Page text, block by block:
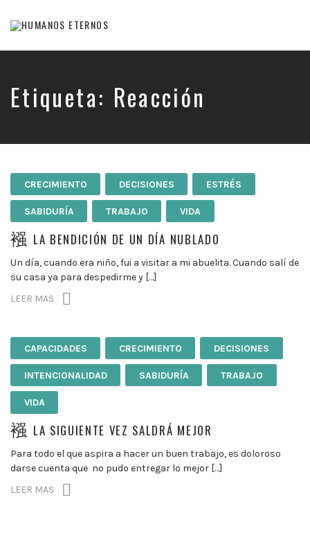
humanos,
nos
creó
Etiqueta: Reacción
CRECIMIENTO DECISIONES ESTRÉS
SABIDURÍA TRABAJO VIDA
LA BENDICIÓN DE UN DÍA NUBLADO
Un día, cuando era niño, fui a visitar a mi abuelita. Cuando salí de
su casa ya para despedirme y […]
LEER MAS
CAPACIDADES CRECIMIENTO DECISIONES
INTENCIONALIDAD SABIDURÍA TRABAJO
VIDA
LA SIGUIENTE VEZ SALDRÁ MEJOR
Para todo el que aspira a hacer un buen trabajo, es doloroso
darse cuenta que no pudo entregar lo mejor […]
LEER MAS